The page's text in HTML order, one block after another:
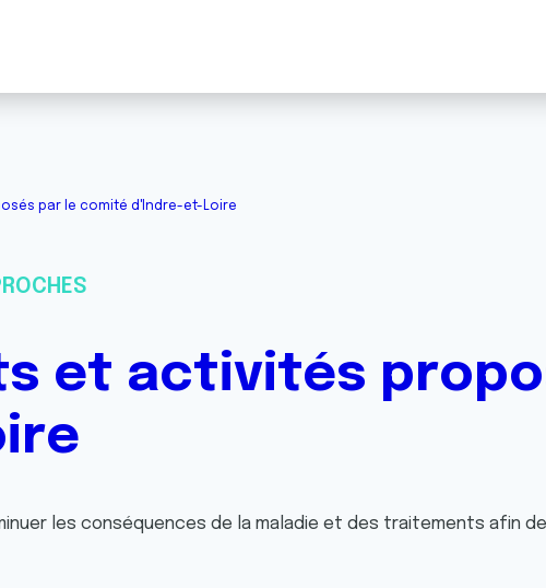
par le comité d'Indre-et-Loire
et activités
les conséquences de la maladie et des traitements afin